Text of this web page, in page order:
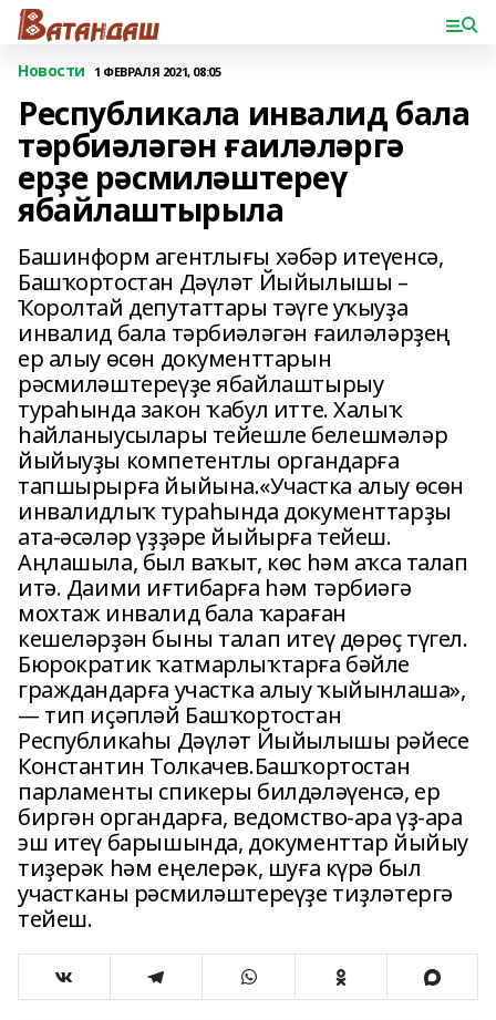
Новости 1 ФЕВРАЛЯ 2021, 08:05
Республикала инвалид бала
тәрбиәләгән ғаиләләргә
ерҙе рәсмиләштереү
ябайлаштырыла
Башинформ агентлығы хәбәр итеүенсә,
Башҡортостан Дәүләт Йыйылышы –
Ҡоролтай депутаттары тәүге уҡыуҙа
инвалид бала тәрбиәләгән ғаиләләрҙең
ер алыу өсөн документтарын
рәсмиләштереүҙе ябайлаштырыу
тураһында закон ҡабул итте. Халыҡ
һайланыусылары тейешле белешмәләр
йыйыуҙы компетентлы органдарға
тапшырырға йыйына.«Участка алыу өсөн
инвалидлыҡ тураһында документтарҙы
ата-әсәләр үҙҙәре йыйырға тейеш.
Аңлашыла, был ваҡыт, көс һәм аҡса талап
итә. Даими иғтибарға һәм тәрбиәгә
мохтаж инвалид бала ҡараған
кешеләрҙән быны талап итеү дөрөҫ түгел.
Бюрократик ҡатмарлыҡтарға бәйле
граждандарға участка алыу ҡыйынлаша»,
— тип иҫәпләй Башҡортостан
Республикаһы Дәүләт Йыйылышы рәйесе
Константин Толкачев.Башҡортостан
парламенты спикеры билдәләүенсә, ер
биргән органдарға, ведомство-ара үҙ-ара
эш итеү барышында, документтар йыйыу
тиҙерәк һәм еңелерәк, шуға күрә был
участканы рәсмиләштереүҙе тиҙләтергә
тейеш.